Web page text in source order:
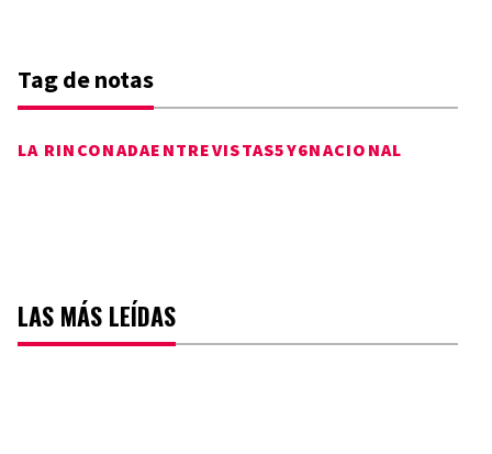
Tag de notas
LA RINCONADAENTREVISTAS5Y6NACIONAL
LAS MÁS LEÍDAS